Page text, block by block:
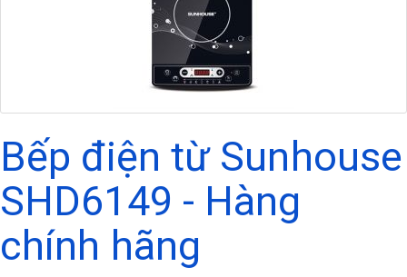
Bếp điện từ Sunhouse
SHD6149 - Hàng
chính hãng